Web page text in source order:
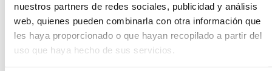
nuestros partners de redes sociales, publicidad y análisis
web, quienes pueden combinarla con otra información que
les haya proporcionado o que hayan recopilado a partir del
uso que haya hecho de sus servicios.
inolvidable, una año donde se celebr dos veces el día de
Sant Jordi.